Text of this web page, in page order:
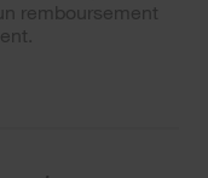
remboursement